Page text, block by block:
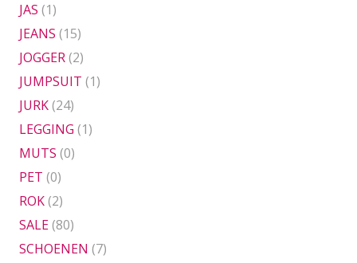
JAS (1)
JEANS (15)
JOGGER(2)
JUMPSUIT (1)
JURK(24)
LEGGING (1)
MUTS (0)
PET (0)
ROK(2)
SALE(80)
SCHOENEN (7)